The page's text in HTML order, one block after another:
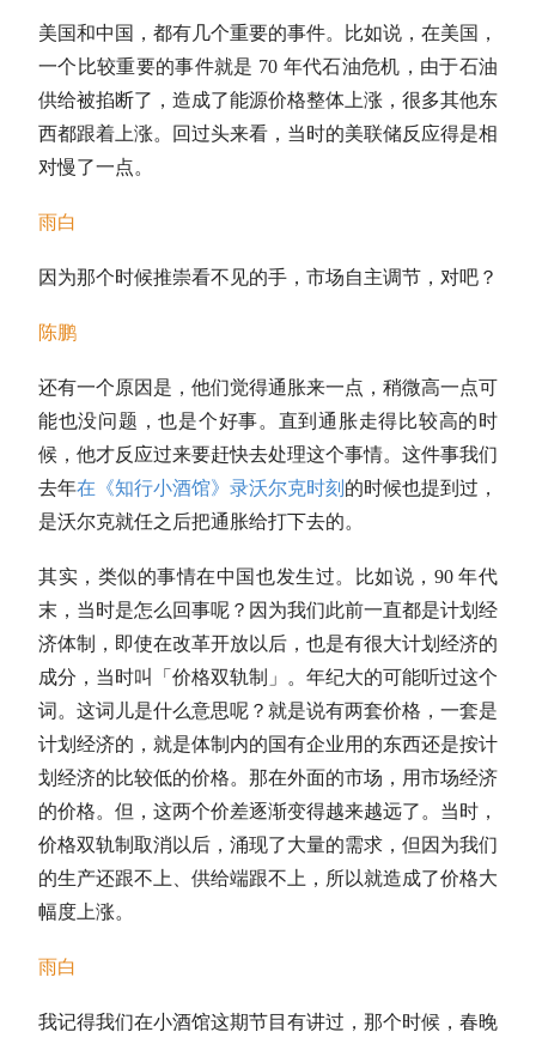
美国和中国，都有几个重要的事件。比如说，在美国，
一个比较重要的事件就是 70 年代石油危机，由于石油
供给被掐断了，造成了能源价格整体上涨，很多其他东
西都跟着上涨。回过头来看，当时的美联储反应得是相
对慢了一点。
雨白
因为那个时候推崇看不见的手，市场自主调节，对吧？
陈鹏
还有一个原因是，他们觉得通胀来一点，稍微高一点可
能也没问题，也是个好事。直到通胀走得比较高的时
候，他才反应过来要赶快去处理这个事情。这件事我们
去年在《知行小酒馆》录沃尔克时刻 的时候也提到过，
是沃尔克就任之后把通胀给打下去的。
其实，类似的事情在中国也发生过。比如说，90 年代
末，当时是怎么回事呢？因为我们此前一直都是计划经
济体制，即使在改革开放以后，也是有很大计划经济的
成分，当时叫「价格双轨制」。年纪大的可能听过这个
词。这词儿是什么意思呢？就是说有两套价格，一套是
计划经济的，就是体制内的国有企业用的东西还是按计
划经济的比较低的价格。那在外面的市场，用市场经济
的价格。但，这两个价差逐渐变得越来越远了。当时，
价格双轨制取消以后，涌现了大量的需求，但因为我们
的生产还跟不上、供给端跟不上，所以就造成了价格大
幅度上涨。
雨白
我记得我们在小酒馆这期节目有讲过，那个时候，春晚